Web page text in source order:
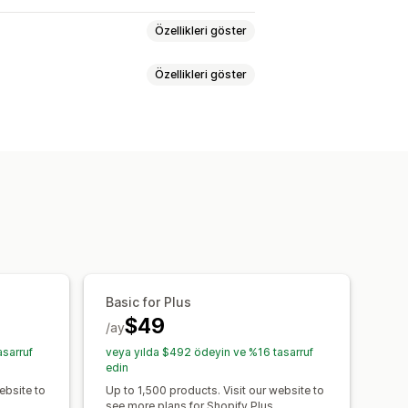
Özellikleri göster
Özellikleri göster
Özel filtreler
to
Basic for Plus
$49
/ay
veya yılda $492 ödeyin ve %16 tasarruf
edin
Up to 1,500 products. Visit our website to